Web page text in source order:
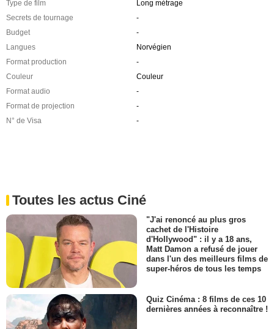
Type de film
Long métrage
Secrets de tournage
-
Budget
-
Langues
Norvégien
Format production
-
Couleur
Couleur
Format audio
-
Format de projection
-
N° de Visa
-
Toutes les actus Ciné
"J'ai renoncé au plus gros
cachet de l'Histoire
d'Hollywood" : il y a 18 ans,
Matt Damon a refusé de jouer
dans l'un des meilleurs films de
super-héros de tous les temps
Quiz Cinéma : 8 films de ces 10
dernières années à reconnaître !